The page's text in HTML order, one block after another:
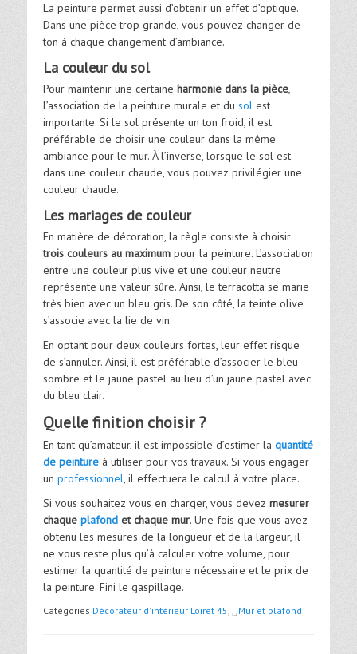
La peinture permet aussi d’obtenir un effet d’optique.
Dans une pièce trop grande, vous pouvez changer de
ton à chaque changement d’ambiance.
La couleur du sol
Pour maintenir une certaine harmonie dans la pièce,
l’association de la peinture murale et du sol est
importante. Si le sol présente un ton froid, il est
préférable de choisir une couleur dans la même
ambiance pour le mur. À l’inverse, lorsque le sol est
dans une couleur chaude, vous pouvez privilégier une
couleur chaude.
Les mariages de couleur
En matière de décoration, la règle consiste à choisir
trois couleurs au maximum pour la peinture. L’association
entre une couleur plus vive et une couleur neutre
représente une valeur sûre. Ainsi, le terracotta se marie
très bien avec un bleu gris. De son côté, la teinte olive
s’associe avec la lie de vin.
En optant pour deux couleurs fortes, leur effet risque
de s’annuler. Ainsi, il est préférable d’associer le bleu
sombre et le jaune pastel au lieu d’un jaune pastel avec
du bleu clair.
Quelle finition choisir ?
En tant qu’amateur, il est impossible d’estimer la quantité
de peinture à utiliser pour vos travaux. Si vous engager
un professionnel, il effectuera le calcul à votre place.
Si vous souhaitez vous en charger, vous devez mesurer
chaque plafond et chaque mur. Une fois que vous avez
obtenu les mesures de la longueur et de la largeur, il
ne vous reste plus qu’à calculer votre volume, pour
estimer la quantité de peinture nécessaire et le prix de
la peinture. Fini le gaspillage.
Catégories Décorateur d'intérieur Loiret 45, ␣Mur et plafond